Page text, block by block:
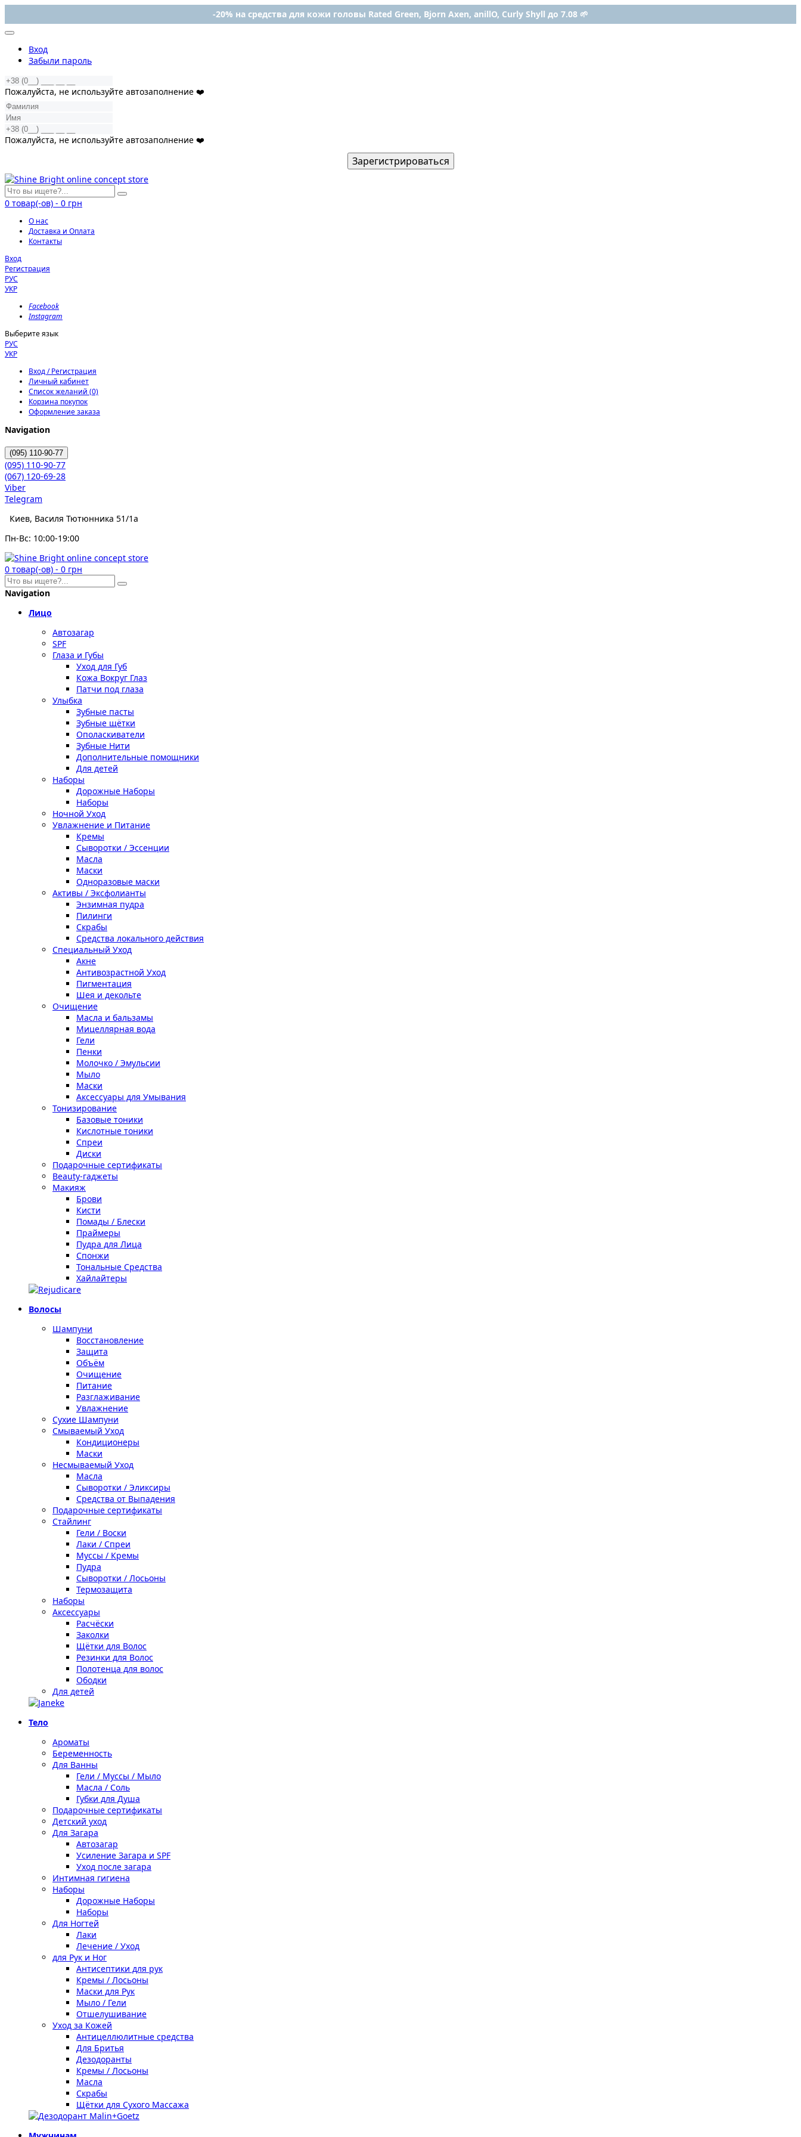
-20% на средства для кожи головы Rated Green, Bjorn Axen, anillO, Curly Shyll до 7.08 🌱
Вход
Забыли пароль
Пожалуйста, не используйте автозаполнение ❤️
Пожалуйста, не используйте автозаполнение ❤️
Зарегистрироваться
0 товар(-ов) - 0 грн
О нас
Доставка и Оплата
Контакты
Вход
Регистрация
РУС
УКР
Facebook
Instagram
Выберите язык
РУС
УКР
Вход / Регистрация
Личный кабинет
Список желаний (0)
Корзина покупок
Оформление заказа
Navigation
(095) 110-90-77
(095) 110-90-77
(067) 120-69-28
Viber
Telegram
Киев, Василя Тютюнника 51/1а
Пн-Вс: 10:00-19:00
0 товар(-ов) - 0 грн
Navigation
Лицо
Автозагар
SPF
Глаза и Губы
Уход для Губ
Кожа Вокруг Глаз
Патчи под глаза
Улыбка
Зубные пасты
Зубные щётки
Ополаскиватели
Зубные Нити
Дополнительные помощники
Для детей
Наборы
Дорожные Наборы
Наборы
Ночной Уход
Увлажнение и Питание
Кремы
Сыворотки / Эссенции
Масла
Маски
Одноразовые маски
Активы / Эксфолианты
Энзимная пудра
Пилинги
Скрабы
Средства локального действия
Специальный Уход
Акне
Антивозрастной Уход
Пигментация
Шея и декольте
Очищение
Масла и бальзамы
Мицеллярная вода
Гели
Пенки
Молочко / Эмульсии
Мыло
Маски
Аксессуары для Умывания
Тонизирование
Базовые тоники
Кислотные тоники
Спреи
Диски
Подарочные сертификаты
Beauty-гаджеты
Макияж
Брови
Кисти
Помады / Блески
Праймеры
Пудра для Лица
Спонжи
Тональные Средства
Хайлайтеры
Волосы
Шампуни
Восстановление
Защита
Объём
Очищение
Питание
Разглаживание
Увлажнение
Сухие Шампуни
Смываемый Уход
Кондиционеры
Маски
Несмываемый Уход
Масла
Сыворотки / Эликсиры
Средства от Выпадения
Подарочные сертификаты
Стайлинг
Гели / Воски
Лаки / Спреи
Муссы / Кремы
Пудра
Сыворотки / Лосьоны
Термозащита
Наборы
Аксессуары
Расчёски
Заколки
Щётки для Волос
Резинки для Волос
Полотенца для волос
Ободки
Для детей
Тело
Ароматы
Беременность
Для Ванны
Гели / Муссы / Мыло
Масла / Соль
Губки для Душа
Подарочные сертификаты
Детский уход
Для Загара
Автозагар
Усиление Загара и SPF
Уход после загара
Интимная гигиена
Наборы
Дорожные Наборы
Наборы
Для Ногтей
Лаки
Лечение / Уход
для Рук и Ног
Антисептики для рук
Кремы / Лосьоны
Маски для Рук
Мыло / Гели
Отшелушивание
Уход за Кожей
Антицеллюлитные средства
Для Бритья
Дезодоранты
Кремы / Лосьоны
Масла
Скрабы
Щётки для Сухого Массажа